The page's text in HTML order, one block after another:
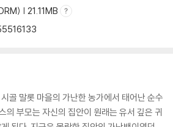
| 21.11MB
골 말롯 마을의 가난한 농가에서 태어난 순수
의 부모는 자신의 집안이 원래는 유서 깊은 귀